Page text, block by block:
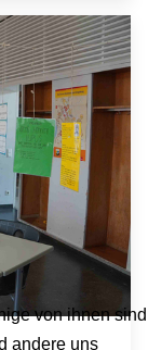
von ihnen sind
andere uns